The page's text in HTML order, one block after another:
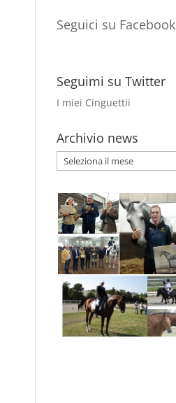
Seguici su Facebook
Seguimi su Twitter
I miei Cinguettii
Archivio news
Archivio
news